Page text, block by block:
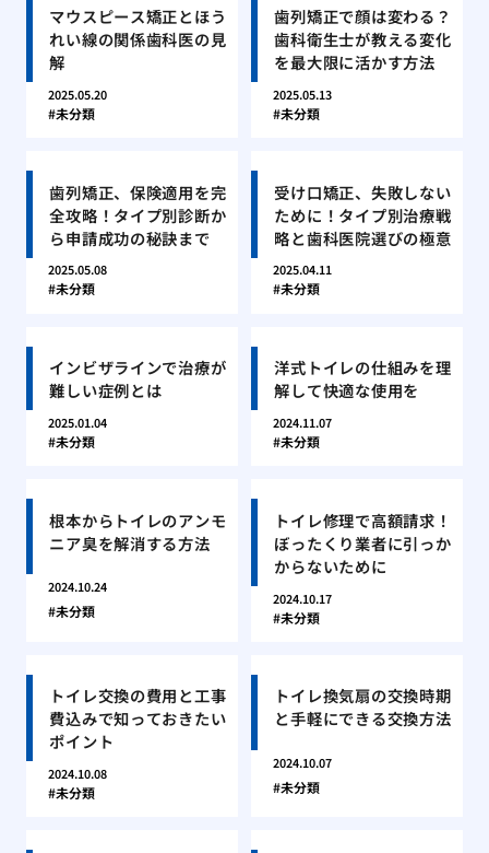
マウスピース矯正とほう
れい線の関係歯科医の見
解
2025.05.20
未分類
歯列矯正で顔は変わる？
歯科衛生士が教える変化
を最大限に活かす方法
2025.05.13
未分類
歯列矯正、保険適用を完
全攻略！タイプ別診断か
ら申請成功の秘訣まで
2025.05.08
未分類
受け口矯正、失敗しない
ために！タイプ別治療戦
略と歯科医院選びの極意
2025.04.11
未分類
インビザラインで治療が
難しい症例とは
2025.01.04
未分類
洋式トイレの仕組みを理
解して快適な使用を
2024.11.07
未分類
根本からトイレのアンモ
ニア臭を解消する方法
2024.10.24
未分類
トイレ修理で高額請求！
ぼったくり業者に引っか
からないために
2024.10.17
未分類
トイレ交換の費用と工事
費込みで知っておきたい
ポイント
2024.10.08
未分類
トイレ換気扇の交換時期
と手軽にできる交換方法
2024.10.07
未分類